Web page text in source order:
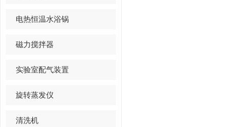
电热恒温水浴锅
磁力搅拌器
实验室配气装置
旋转蒸发仪
清洗机